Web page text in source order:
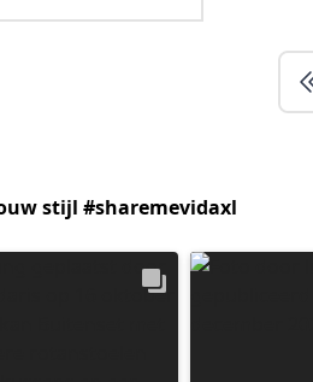
stijl #sharemevidaxl